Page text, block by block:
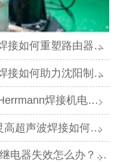
重塑路由器外壳制造？
助力沈阳制造转型？
焊接机电路板短路难题
何让喷墨头支架更可靠？
高超声波“四步维修法”精准破局